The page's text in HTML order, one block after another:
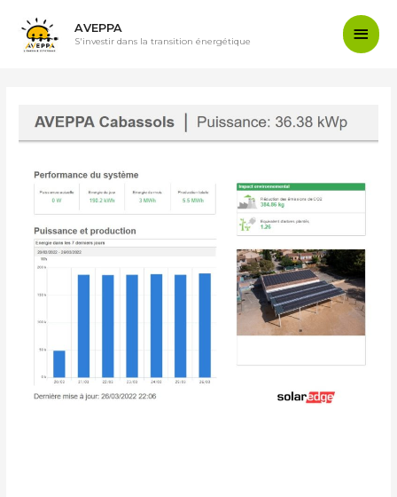
AVEPPA
S'investir dans la transition énergétique